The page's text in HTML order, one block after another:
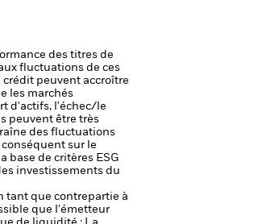
des titres de
fluctuations de ces
peuvent accroître
les marchés
d'actifs, l'échec/le
peuvent être très
des fluctuations
sur le
base de critères ESG
investissements du
tant que contrepartie à
que l'émetteur